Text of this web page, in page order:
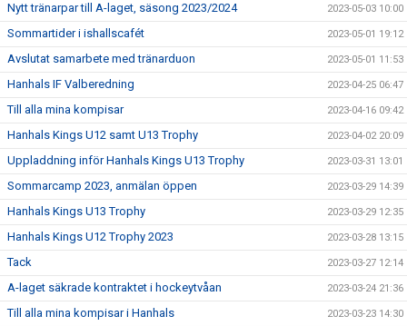
Nytt tränarpar till A-laget, säsong 2023/2024 2023-05-03 10:00
Sommartider i ishallscafét 2023-05-01 19:12
Avslutat samarbete med tränarduon 2023-05-01 11:53
Hanhals IF Valberedning 2023-04-25 06:47
Till alla mina kompisar 2023-04-16 09:42
Hanhals Kings U12 samt U13 Trophy 2023-04-02 20:09
Uppladdning inför Hanhals Kings U13 Trophy 2023-03-31 13:01
Sommarcamp 2023, anmälan öppen 2023-03-29 14:39
Hanhals Kings U13 Trophy 2023-03-29 12:35
Hanhals Kings U12 Trophy 2023 2023-03-28 13:15
Tack 2023-03-27 12:14
A-laget säkrade kontraktet i hockeytvåan 2023-03-24 21:36
Till alla mina kompisar i Hanhals 2023-03-23 14:30